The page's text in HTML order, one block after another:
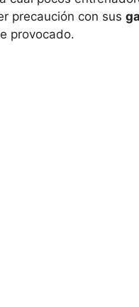
precaución con sus
provocado.